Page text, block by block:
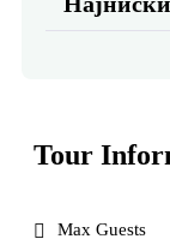
Tour
Max Guests